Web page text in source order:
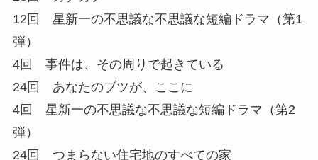
12回 星新一の不思議な不思議な短編ドラマ（第1
弾）
4回 事件は、その周りで起きている
24回 あなたのブツが、ここに
4回 星新一の不思議な不思議な短編ドラマ（第2
弾）
24回 つまらない住宅地のすべての家